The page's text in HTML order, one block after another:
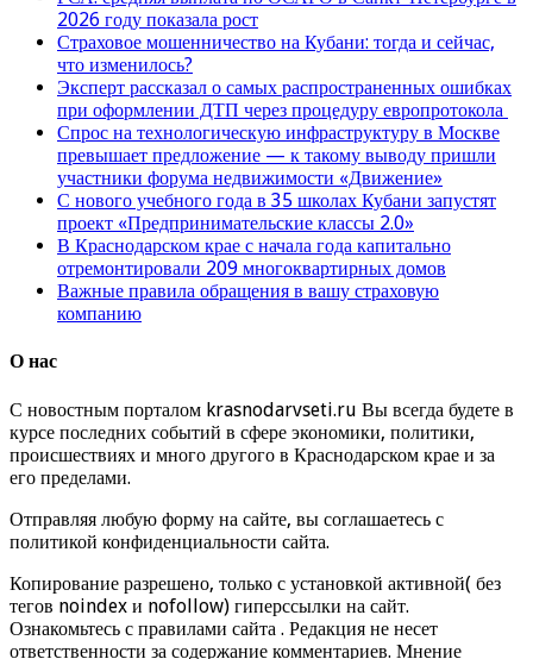
2026 году показала рост
Страховое мошенничество на Кубани: тогда и сейчас,
что изменилось?
Эксперт рассказал о самых распространенных ошибках
при оформлении ДТП через процедуру европротокола
Спрос на технологическую инфраструктуру в Москве
превышает предложение — к такому выводу пришли
участники форума недвижимости «Движение»
С нового учебного года в 35 школах Кубани запустят
проект «Предпринимательские классы 2.0»
В Краснодарском крае с начала года капитально
отремонтировали 209 многоквартирных домов
Важные правила обращения в вашу страховую
компанию
О нас
С новостным порталом krasnodarvseti.ru Вы всегда будете в
курсе последних событий в сфере экономики, политики,
происшествиях и много другого в Краснодарском крае и за
его пределами.
Отправляя любую форму на сайте, вы соглашаетесь с
политикой конфиденциальности сайта.
Копирование разрешено, только с установкой активной( без
тегов noindex и nofollow) гиперссылки на сайт.
Ознакомьтесь с правилами сайта . Редакция не несет
ответственности за содержание комментариев. Мнение